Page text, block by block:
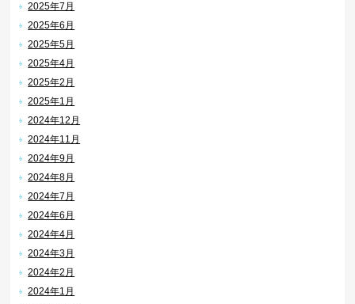
2025年7月
2025年6月
2025年5月
2025年4月
2025年2月
2025年1月
2024年12月
2024年11月
2024年9月
2024年8月
2024年7月
2024年6月
2024年4月
2024年3月
2024年2月
2024年1月